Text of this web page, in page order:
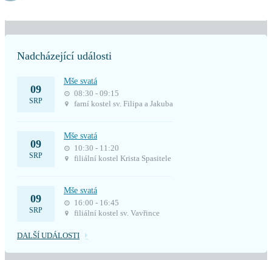
Nadcházející události
09
SRP
Mše svatá
08:30 - 09:15
farní kostel sv. Filipa a Jakuba
09
SRP
Mše svatá
10:30 - 11:20
filiální kostel Krista Spasitele
09
SRP
Mše svatá
16:00 - 16:45
filiální kostel sv. Vavřince
DALŠÍ UDÁLOSTI